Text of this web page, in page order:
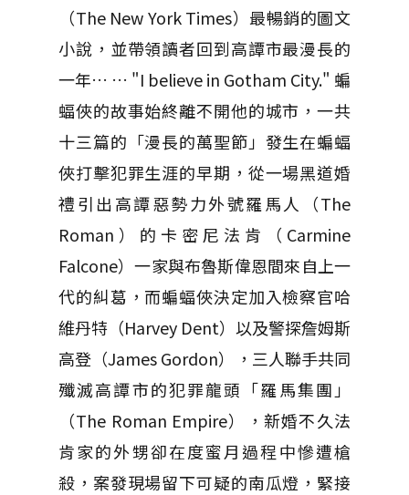
（The New York Times）最暢銷的圖文
小說，並帶領讀者回到高譚市最漫長的
一年… … "I believe in Gotham City." 蝙
蝠俠的故事始終離不開他的城市，一共
十三篇的「漫長的萬聖節」發生在蝙蝠
俠打擊犯罪生涯的早期，從一場黑道婚
禮引出高譚惡勢力外號羅馬人（The
Roman）的卡密尼法肯（Carmine
Falcone）一家與布魯斯偉恩間來自上一
代的糾葛，而蝙蝠俠決定加入檢察官哈
維丹特（Harvey Dent）以及警探詹姆斯
高登（James Gordon），三人聯手共同
殲滅高譚市的犯罪龍頭「羅馬集團」
（The Roman Empire），新婚不久法
肯家的外甥卻在度蜜月過程中慘遭槍
殺，案發現場留下可疑的南瓜燈，緊接